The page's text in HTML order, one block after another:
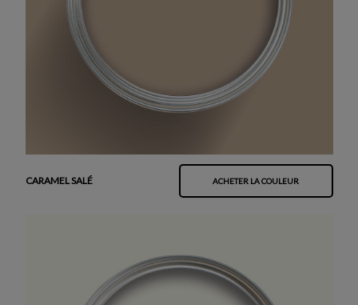
CARAMEL SALÉ ACHETER LA COULEUR